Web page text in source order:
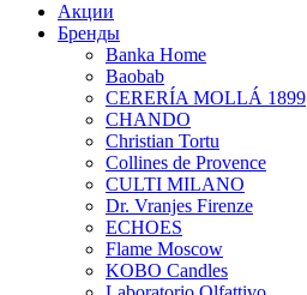
Акции
Бренды
Banka Home
Baobab
CERERÍA MOLLÁ 1899
CHANDO
Christian Tortu
Collines de Provence
CULTI MILANO
Dr. Vranjes Firenze
ECHOES
Flame Moscow
KOBO Candles